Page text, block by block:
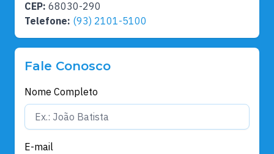
CEP: 68030-290
Telefone: (93) 2101-5100
Fale Conosco
Nome Completo
E-mail